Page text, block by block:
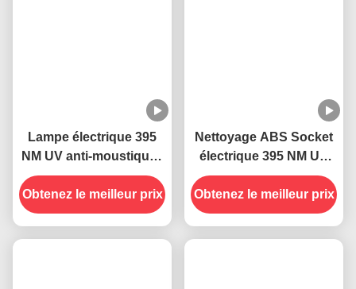
Lampe électrique 395
NM UV anti-moustiques
anti-insectes volants
Obtenez le meilleur prix
Nettoyage ABS Socket
électrique 395 NM UV
Lampes anti-
moustiques piège anti-
insectes volant
Obtenez le meilleur prix